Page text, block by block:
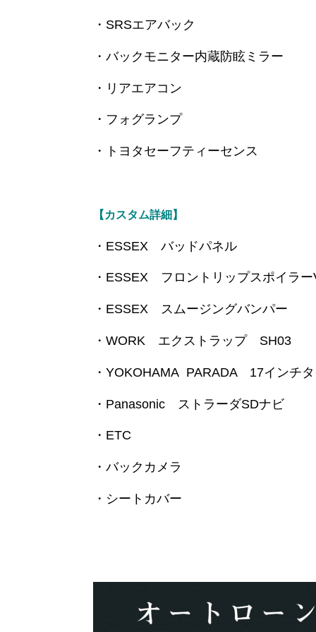
・SRSエアバック
・バックモニター内蔵防眩ミラー
・リアエアコン
・フォグランプ
・トヨタセーフティーセンス
【カスタム詳細】
・ESSEX バッドパネル
・ESSEX フロントリップスポイラー
・ESSEX スムージングバンパー
・WORK エクストラップ SH03
・YOKOHAMA PARADA 17インチ
・Panasonic ストラーダSDナビ
・ETC
・バックカメラ
・シートカバー